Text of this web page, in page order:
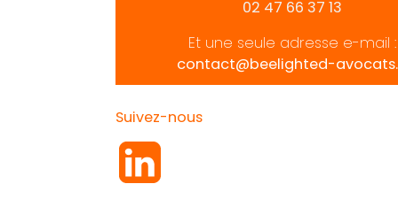
02 47 66 37 13
Et une seule adresse e-mail :
contact@beelighted-
Suivez-nous